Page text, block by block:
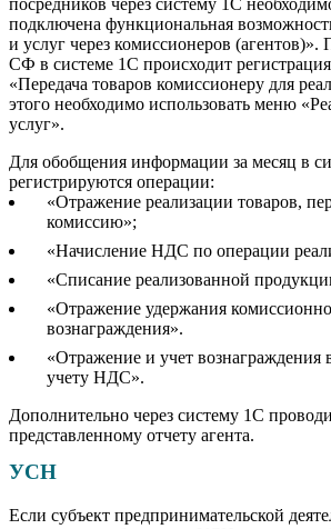
посредников через систему 1С
подключена функциональная
и услуг через комиссионеров
СФ в системе 1С происходит
«Передача товаров комиссионеру для
этого необходимо использовать меню
услуг».
Для обобщения информации за месяц в
регистрируются операции:
«Отражение реализации товаров,
комиссию»;
«Начисление НДС по операции
«Списание реализованной
«Отражение удержания
вознаграждения».
«Отражение и учет вознаграждения
учету НДС».
Дополнительно через систему 1С
представленному отчету агента.
УСН
Если субъект предпринимательской